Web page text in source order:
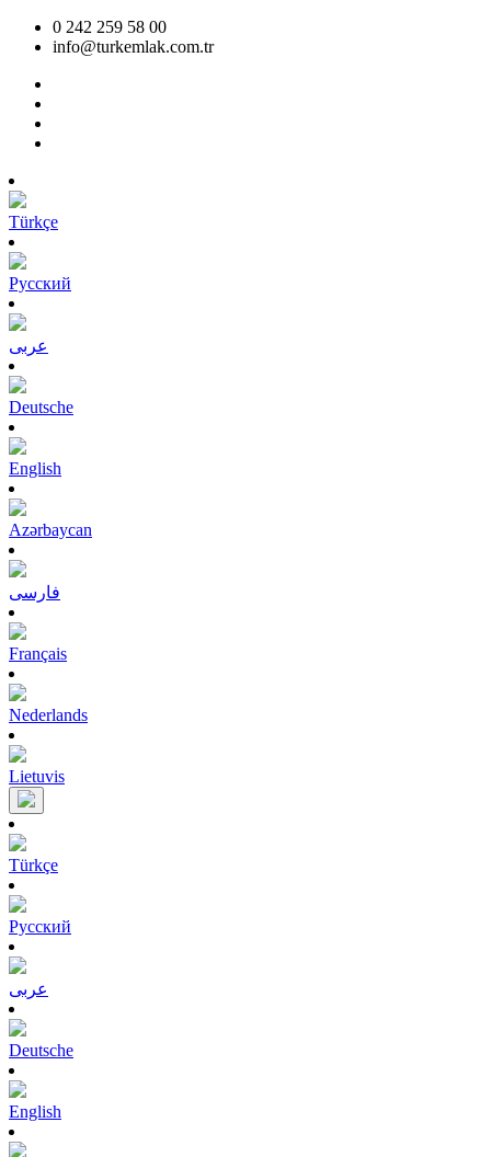
0 242 259 58 00
info@turkemlak.com.tr
Türkçe
Pусский
عربى
Deutsche
English
Azərbaycan
فارسی
Français
Nederlands
Lietuvis
Türkçe
Pусский
عربى
Deutsche
English